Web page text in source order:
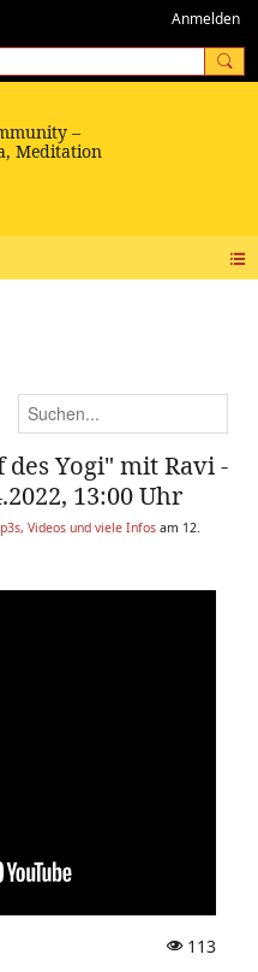
Anmelden
Yogi" mit Ravi -
13:00 Uhr
Videos und viele Infos am 12.
113